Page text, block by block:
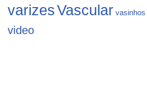
varizesVascular vasinhos
video